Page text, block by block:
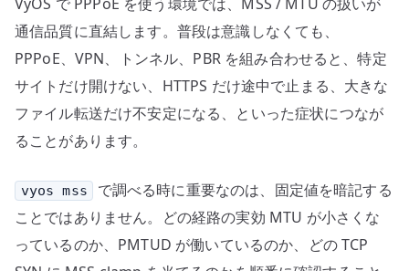
認
へ
の
通信品質に直結します。普段は意識しなくても、
PPPoE、VPN、トンネル、PBR を組み合わせると、特定
サイトだけ開けない、HTTPS だけ途中で止まる、大きな
ファイル転送だけ不安定になる、といった症状につなが
ることがあります。
vyos mss
で調べる時に重要なのは、固定値を暗記する
ことではありません。どの経路の実効 MTU が小さくな
っているのか、PMTUD が働いているのか、どの TCP